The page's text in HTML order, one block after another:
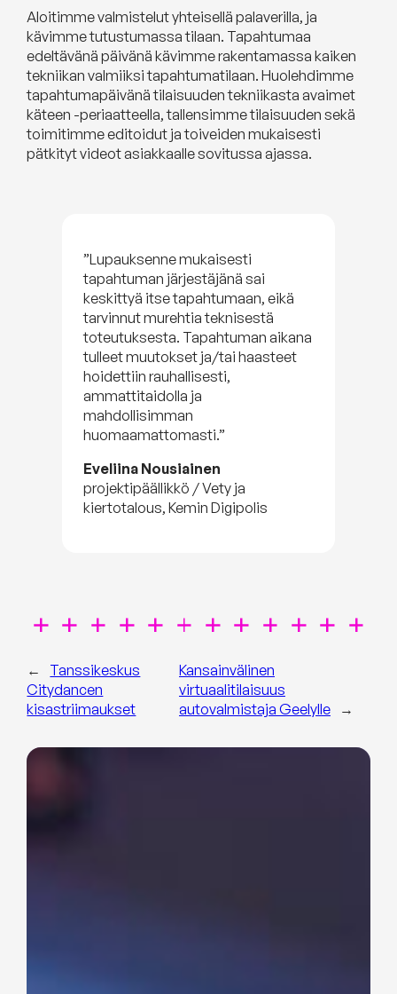
Aloitimme valmistelut yhteisellä palaverilla, ja
kävimme tutustumassa tilaan. Tapahtumaa
edeltävänä päivänä kävimme rakentamassa kaiken
tekniikan valmiiksi tapahtumatilaan. Huolehdimme
tapahtumapäivänä tilaisuuden tekniikasta avaimet
käteen -periaatteella, tallensimme tilaisuuden sekä
toimitimme editoidut ja toiveiden mukaisesti
pätkityt videot asiakkaalle sovitussa ajassa.
”Lupauksenne mukaisesti
tapahtuman järjestäjänä sai
keskittyä itse tapahtumaan, eikä
tarvinnut murehtia teknisestä
toteutuksesta. Tapahtuman aikana
tulleet muutokset ja/tai haasteet
hoidettiin rauhallisesti,
ammattitaidolla ja
mahdollisimman
huomaamattomasti.”
Eveliina Nousiainen
projektipäällikkö / Vety ja
kiertotalous, Kemin Digipolis
←
Tanssikeskus
Citydancen
kisastriimaukset
Kansainvälinen
virtuaalitilaisuus
autovalmistaja Geelylle
→